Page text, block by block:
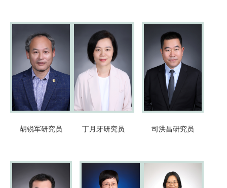
胡锐军研究员 丁月牙研究员 司洪昌研究员